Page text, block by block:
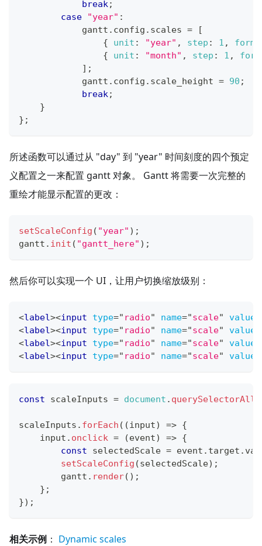
break;
case
"year" :
            gantt
. config . scales =
[
{
unit : "year" , step : 1 ,
{
unit : "month" , step : 1 ,
] ;
            gantt
. config . scale_height = 90 ;
break;
}
} ;
所述函数可以通过从 "day" 到 "year" 时间刻度的四个预定
义配置之一来配置 gantt 对象。 Gantt 将需要一次完整的
重绘才能显示配置的更改：
setScaleConfig ( "year" ) ;
gantt . init ( "gantt_here" ) ;
然后你可以实现一个 UI，让用户切换缩放级别：
<label><input type=" radio" name="scale" value
<label><input type=" radio" name="scale" value
<label><input type=" radio" name="scale" value
<label><input type=" radio" name="scale" value
const scaleInputs = document . querySelectorAll
scaleInputs . forEach ( (input) => {
    input
. onclick = (event) => {
const selectedScale = event . target .
setScaleConfig (selectedScale) ;
        gantt
. render( ) ;
} ;
}) ;
相关示例 ： Dynamic scales